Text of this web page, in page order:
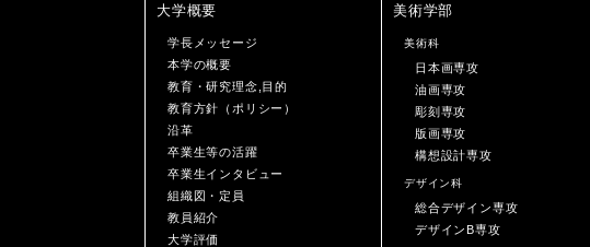
大学概要
学長メッセージ
本学の概要
教育・研究理念,目的
教育方針（ポリシー）
沿革
卒業生等の活躍
卒業生インタビュー
組織図・定員
教員紹介
大学評価
美術学部
美術科
日本画専攻
油画専攻
彫刻専攻
版画専攻
構想設計専攻
デザイン科
総合デザイン専攻
デザインB専攻